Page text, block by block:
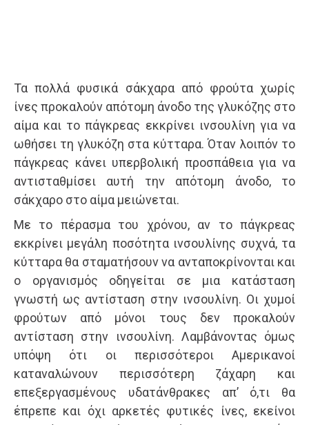
Τα πολλά φυσικά σάκχαρα από φρούτα χωρίς
ίνες προκαλούν απότομη άνοδο της γλυκόζης στο
αίμα και το πάγκρεας εκκρίνει ινσουλίνη για να
ωθήσει τη γλυκόζη στα κύτταρα. Όταν λοιπόν το
πάγκρεας κάνει υπερβολική προσπάθεια για να
αντισταθμίσει αυτή την απότομη άνοδο, το
σάκχαρο στο αίμα μειώνεται.
Με το πέρασμα του χρόνου, αν το πάγκρεας
εκκρίνει μεγάλη ποσότητα ινσουλίνης συχνά, τα
κύτταρα θα σταματήσουν να ανταποκρίνονται και
ο οργανισμός οδηγείται σε μια κατάσταση
γνωστή ως αντίσταση στην ινσουλίνη. Οι χυμοί
φρούτων από μόνοι τους δεν προκαλούν
αντίσταση στην ινσουλίνη. Λαμβάνοντας όμως
υπόψη ότι οι περισσότεροι Αμερικανοί
καταναλώνουν περισσότερη ζάχαρη και
επεξεργασμένους υδατάνθρακες απ’ ό,τι θα
έπρεπε και όχι αρκετές φυτικές ίνες, εκείνοι